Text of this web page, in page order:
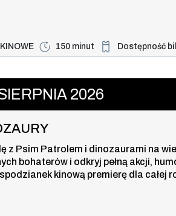
zagrożenie dla miasta i jego
150 minut Dostępność
Duża dostępność
2026
z Psim Patrolem i dinozaurami na
bohaterów i odkryj pełną akcji,
kinową premierę dla całej